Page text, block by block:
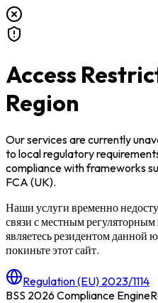
Access
Region
Our services are currently
to local regulatory
compliance with frameworks
FCA (UK).
Наши услуги временно
связи с местным
являетесь резидентом данной
покиньте этот сайт.
Regulation (EU) 2023/1114
BSS 2026 Compliance Engine